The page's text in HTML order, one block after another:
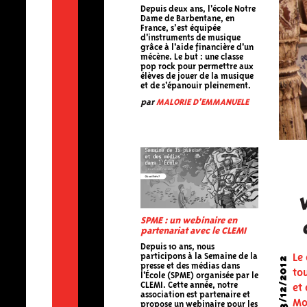
Depuis deux ans, l'école Notre
Dame de Barbentane, en
France, s’est équipée
d'instruments de musique
grâce à l'aide financière d'un
mécène. Le but : une classe
pop rock pour permettre aux
élèves de jouer de la musique
et de s'épanouir pleinement.
parMALORIE D'EMMANUELE
SPME : un webinaire en
partenariat avec le CLEMI
Depuis 10 ans, nous
participons à la Semaine de la
presse et des médias dans
l'École (SPME) organisée par le
CLEMI. Cette année, notre
association est partenaire et
propose un webinaire pour les
03/12/2012 et